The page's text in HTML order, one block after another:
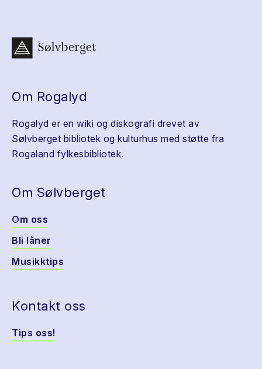
Om Rogalyd
Rogalyd er en wiki og diskografi drevet av
Sølvberget bibliotek og kulturhus med støtte fra
Rogaland fylkesbibliotek.
Om Sølvberget
Om oss
Bli låner
Musikktips
Kontakt oss
Tips oss!